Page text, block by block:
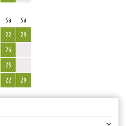
Sa
Sa
22
29
26
25
22 29